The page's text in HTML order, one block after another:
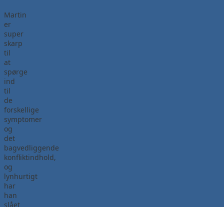
Martin
er
super
skarp
til
at
spørge
ind
til
de
forskellige
symptomer
og
det
bagvedliggende
konfliktindhold,
og
lynhurtigt
har
han
slået